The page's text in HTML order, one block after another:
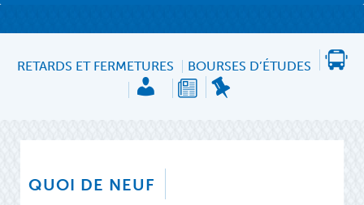
RETARDS ET FERMETURES BOURSES D’ÉTUDES
QUOI DE NEUF